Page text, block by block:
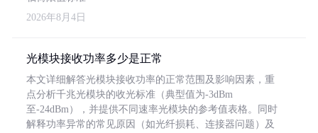
2026年8月4日
光模块接收功率多少是正常
本文详细解答光模块接收功率的正常范围及影响因素，重
点分析千兆光模块的收光标准（典型值为-3dBm
至-24dBm），并提供不同速率光模块的参考值表格。同时
解释功率异常的常见原因（如光纤损耗、连接器问题）及